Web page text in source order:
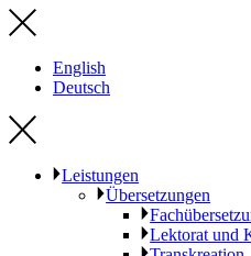
English
Deutsch
Leistungen
Übersetzungen
Lektorat und